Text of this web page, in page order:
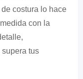
costura lo hace
con la
tus